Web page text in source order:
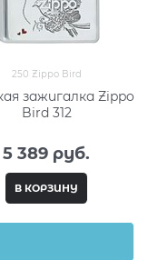
250 Zippo Bird
зажигалка Zippo
Bird 312
5 389 руб.
В КОРЗИНУ